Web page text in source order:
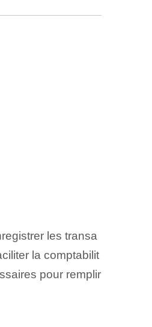
les transa
la comptabilit
pour remplir